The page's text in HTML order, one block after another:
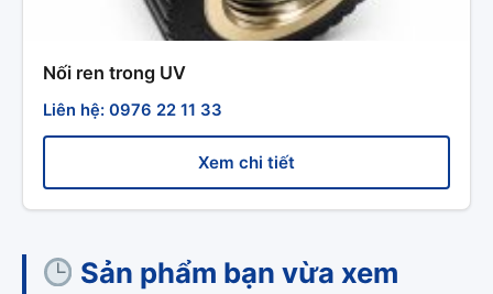
Nối ren trong UV
Liên hệ: 0976 22 11 33
Xem chi tiết
Sản phẩm bạn vừa xem